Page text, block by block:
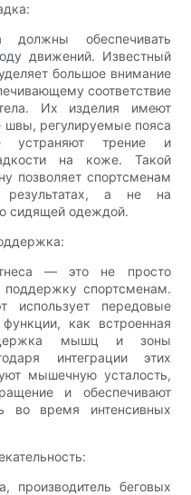
обеспечивать
движений. Известный
большое внимание
соответствие
Их изделия имеют
швы, регулируемые пояса
трение и
на коже. Такой
позволяет спортсменам
результатах, а не на
сидящей одеждой.
— это не просто
спортсменам.
использует передовые
как встроенная
мышц и зоны
интеграции этих
мышечную усталость,
и обеспечивают
во время интенсивных
производитель беговых